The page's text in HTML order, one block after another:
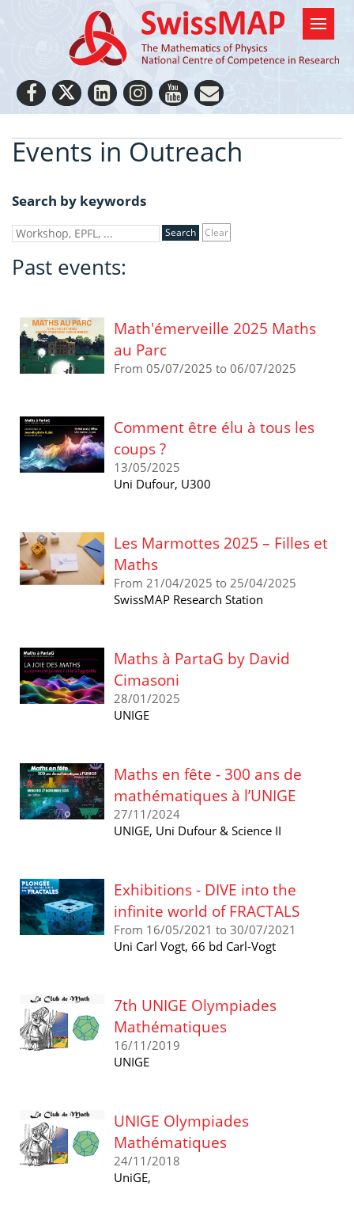
Events in Outreach
Search by keywords
Clear
Past events:
Math'émerveille 2025 Maths
au Parc
From 05/07/2025 to 06/07/2025
Comment être élu à tous les
coups ?
13/05/2025
Uni Dufour, U300
Les Marmottes 2025 – Filles et
Maths
From 21/04/2025 to 25/04/2025
SwissMAP Research Station
Maths à PartaG by David
Cimasoni
28/01/2025
UNIGE
Maths en fête - 300 ans de
mathématiques à l’UNIGE
27/11/2024
UNIGE, Uni Dufour & Science II
Exhibitions - DIVE into the
infinite world of FRACTALS
From 16/05/2021 to 30/07/2021
Uni Carl Vogt, 66 bd Carl-Vogt
7th UNIGE Olympiades
Mathématiques
16/11/2019
UNIGE
UNIGE Olympiades
Mathématiques
24/11/2018
UniGE,